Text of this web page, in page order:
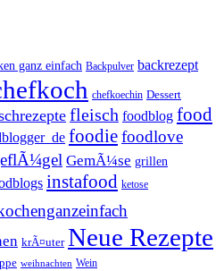
ganz einfach Backpulver backrezept
chefkoechin Dessert
fleisch foodblog food
foodiefoodlove
GemÃ¼se grillen
instafood ketose
krÃ¤uter Neue Rezepte
weihnachten Wein